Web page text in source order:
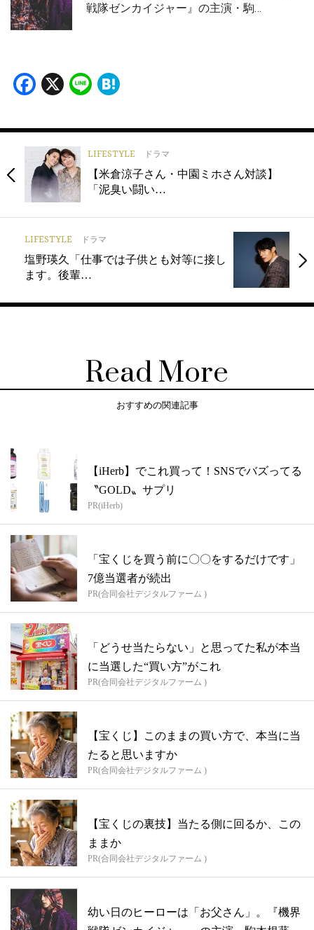
戦隊ゼンカイジャー』の主演・駒…
Facebook
X Line
LIFESTYLE ドラマ
【米倉涼子さん・中園ミホさん対談】
「泥臭い闘い…
LIFESTYLE ドラマ
塩野瑛久「仕事では子供とも対等に接し
ます。後輩…
Read More
おすすめの関連記事
【iHerb】でこれ買って！SNSでバズってる
〝GOLD〟サプリ
PR(iHerb)
「宝くじを買う前に〇〇をするだけです」
7億当選者が続出
PR(合同会社デジタルファーム )
「どうせ当たらない」と思ってた私が本当
に当選した“買い方”がこれ
PR(合同会社デジタルファーム )
【宝くじ】このままの買い方で、本当に当
たると思いますか
PR(合同会社デジタルファーム )
【宝くじの裏技】当たる側に回るか、この
ままか
PR(合同会社デジタルファーム )
幼い日のヒーローは「お父さん」。『機界